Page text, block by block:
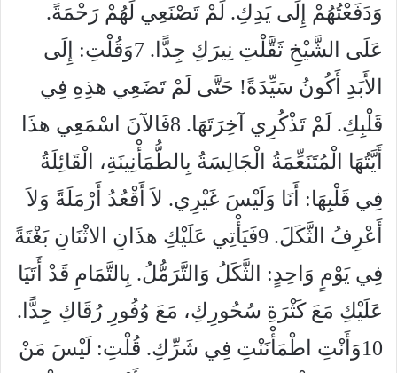
وَدَفَعْتُهُمْ إِلَى يَدِكِ. لَمْ تَصْنَعِي لَهُمْ رَحْمَةً.
عَلَى الشَّيْخِ ثَقَّلْتِ نِيرَكِ جِدًّا. 7وَقُلْتِ: إِلَى
الأَبَدِ أَكُونُ سَيِّدَةً! حَتَّى لَمْ تَضَعِي هذِهِ فِي
قَلْبِكِ. لَمْ تَذْكُرِي آخِرَتَهَا. 8فَالآنَ اسْمَعِي هذَا
أَيَّتُهَا الْمُتَنَعِّمَةُ الْجَالِسَةُ بِالطُّمَأْنِينَةِ، الْقَائِلَةُ
فِي قَلْبِهَا: أَنَا وَلَيْسَ غَيْرِي. لاَ أَقْعُدُ أَرْمَلَةً وَلاَ
أَعْرِفُ الثَّكَلَ. 9فَيَأْتِي عَلَيْكِ هذَانِ الاثْنَانِ بَغْتَةً
فِي يَوْمٍ وَاحِدٍ: الثَّكَلُ وَالتَّرَمُّلُ. بِالتَّمَامِ قَدْ أَتَيَا
عَلَيْكِ مَعَ كَثْرَةِ سُحُورِكِ، مَعَ وُفُورِ رُقَاكِ جِدًّا.
10وَأَنْتِ اطْمَأْنَنْتِ فِي شَرِّكِ. قُلْتِ: لَيْسَ مَنْ